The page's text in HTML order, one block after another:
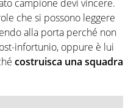
campione devi vincere.
che si possono leggere
alla porta perché non
infortunio, oppure è lui
costruisca una squadra